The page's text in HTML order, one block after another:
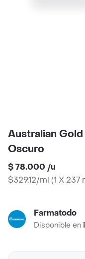
Australian
Oscuro
$ 78.000 /u
$329.12/ml (1 X 237
Farmatodo
Disponible en